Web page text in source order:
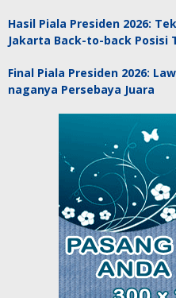
Hasil Piala Presiden 2026:
Jakarta Back-to-back Posisi
Final Piala Presiden 2026:
naganya Persebaya Juara